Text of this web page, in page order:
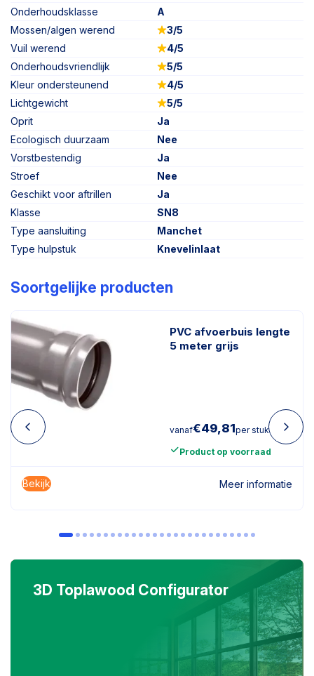
Onderhoudsklasse
A
Mossen/algen werend
3/5
Vuil werend
4/5
Onderhoudsvriendlijk
5/5
Kleur ondersteunend
4/5
Lichtgewicht
5/5
Oprit
Ja
Ecologisch duurzaam
Nee
Vorstbestendig
Ja
Stroef
Nee
Geschikt voor aftrillen
Ja
Klasse
SN8
Type aansluiting
Manchet
Type hulpstuk
Knevelinlaat
Soortgelijke producten
PVC afvoerbuis lengte
5 meter grijs
vanaf€49,81per stuk
Product op voorraad
Bekijk Meer informatie
3D Toplawood Configurator